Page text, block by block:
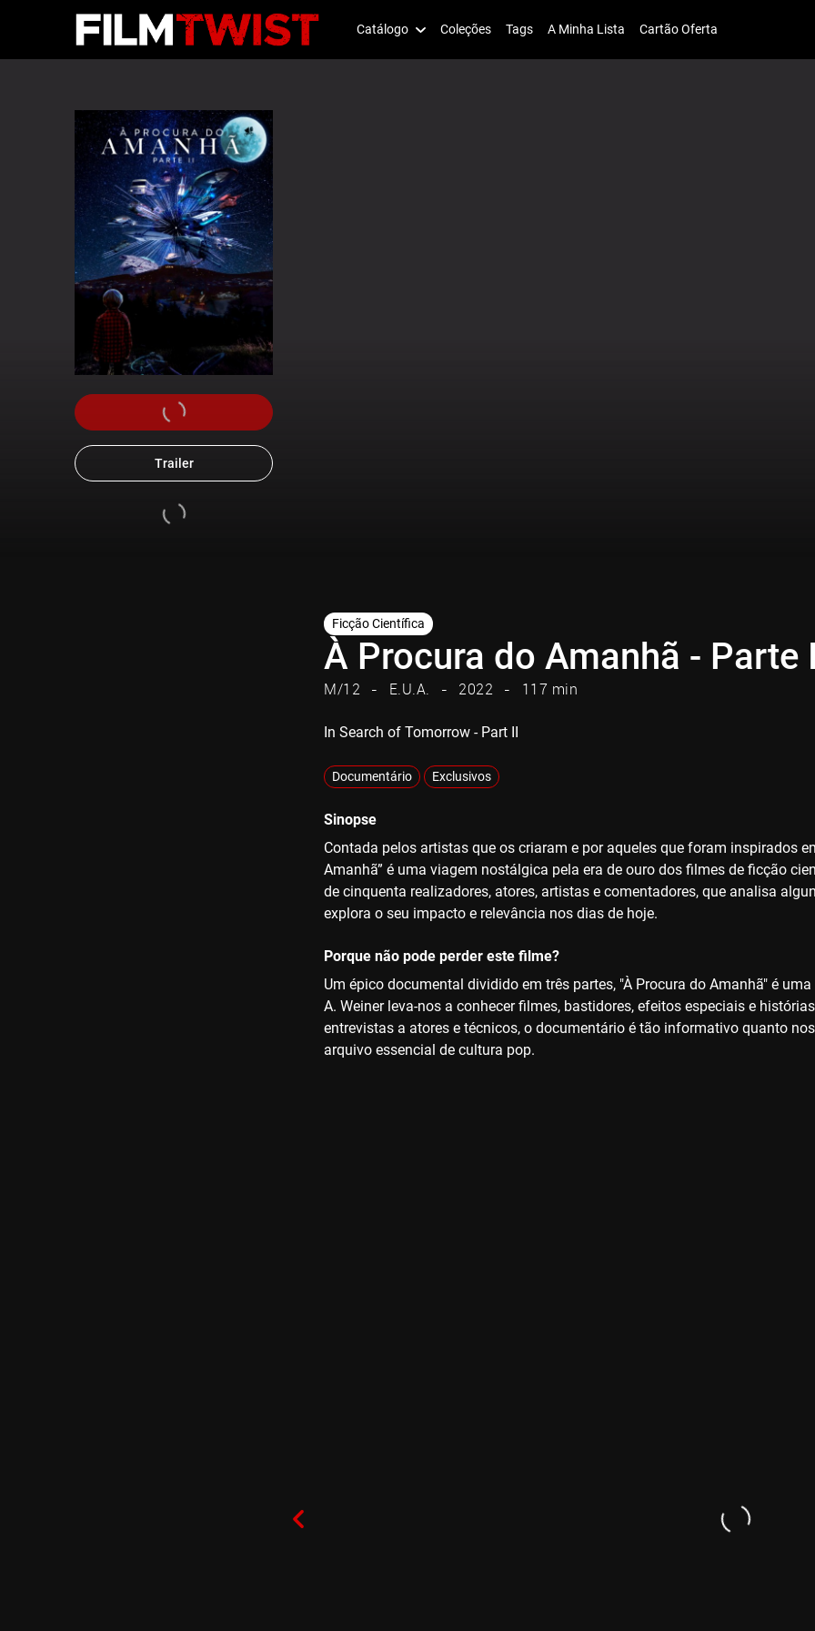
Catálogo Coleções Tags A Minha Lista Cartão Oferta
Trailer
Ficção Científica
À Procura do Amanhã - Parte
M/12 E.U.A. 2022 117 min
In Search of Tomorrow - Part II
Documentário Exclusivos
Sinopse
Contada pelos artistas que os criaram e por aqueles que foram inspirados
Amanhã” é uma viagem nostálgica pela era de ouro dos filmes de ficção
de cinquenta realizadores, atores, artistas e comentadores, que analisa
explora o seu impacto e relevância nos dias de hoje.
Porque não pode perder este filme?
Um épico documental dividido em três partes, "À Procura do Amanhã" é
A. Weiner leva-nos a conhecer filmes, bastidores, efeitos especiais e
entrevistas a atores e técnicos, o documentário é tão informativo quanto
arquivo essencial de cultura pop.